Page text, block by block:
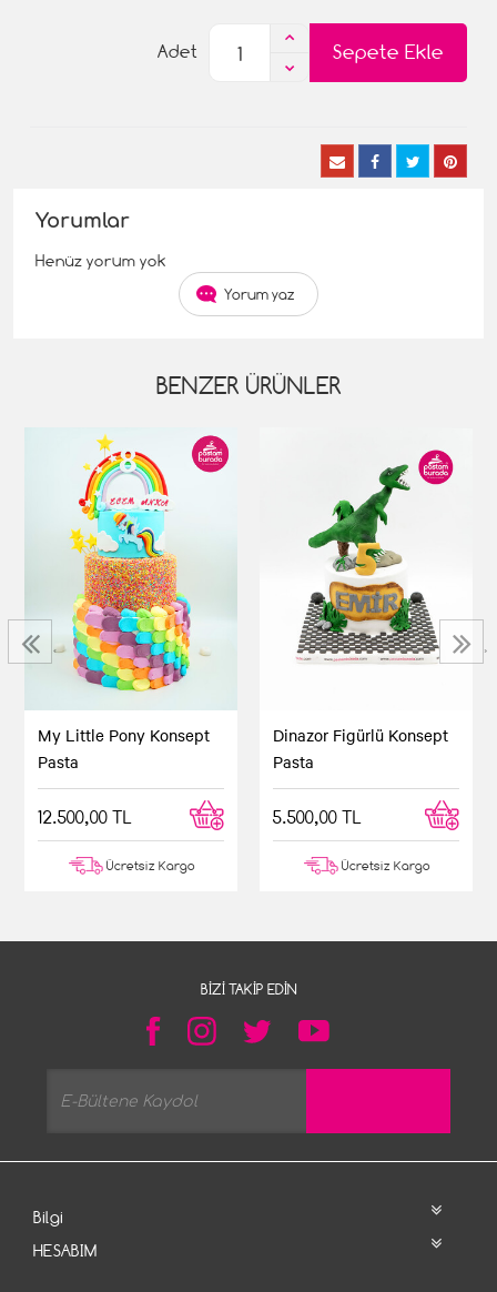
Sepete Ekle
Adet
Yorumlar
Henüz yorum yok
Yorum yaz
BENZER ÜRÜNLER
My Little Pony Konsept
Pasta
12.500,00 TL
Ücretsiz Kargo
Dinazor Figürlü Konsept
Pasta
5.500,00 TL
Ücretsiz Kargo
‹ ›
BIZI TAKIP EDIN
Bilgi
HESABIM